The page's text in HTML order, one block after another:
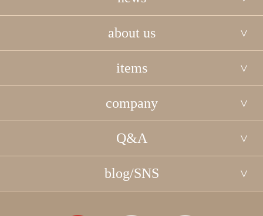
about us
items
company
Q&A
blog/SNS